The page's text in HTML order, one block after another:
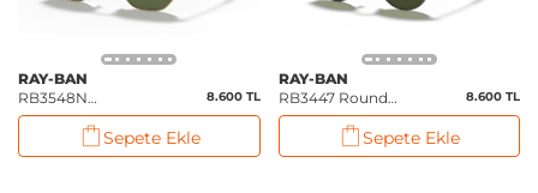
RAY-BAN
RB3548N
Hexagonal Flat
8.600 TL
Sepete Ekle
RAY-BAN
RB3447 Round
Metal
8.600 TL
Sepete Ekle